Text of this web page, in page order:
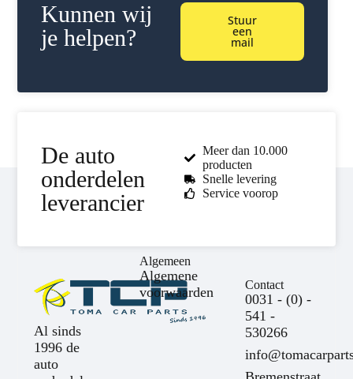
Kunnen wij
je helpen?
Stuur
een
mail
De auto
onderdelen
leverancier
Meer dan 10.000
producten
Snelle levering
Service voorop
Al sinds
1996 de
auto
Algemeen
Algemene
voorwaarden
Contact
0031 - (0) -
541 -
530266